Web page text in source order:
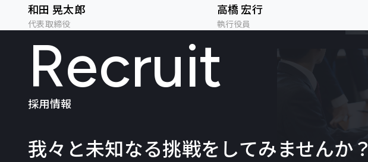
和田 晃太郎
代表取締役
高橋 宏行
執行役員
Recruit
採用情報
我々と未知なる挑戦をしてみませんか？